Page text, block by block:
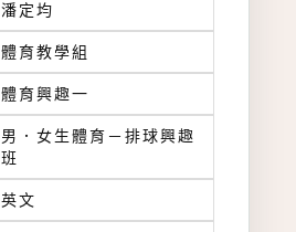
潘定均
體育教學組
體育興趣一
男．女生體育－排球興趣
班
英文